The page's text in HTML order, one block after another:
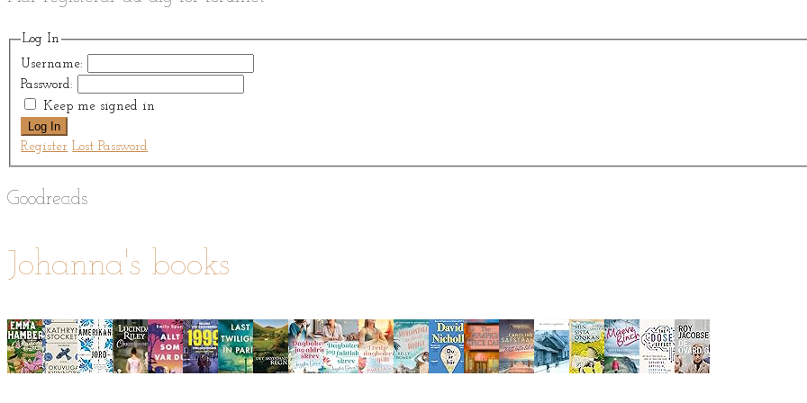
Log In
Username:
Password:
Keep me signed in
Log In
Register Lost Password
Goodreads
Johanna's books